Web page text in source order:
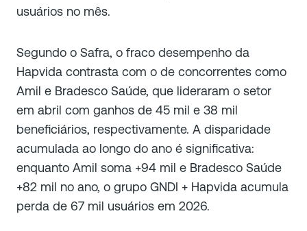
usuários no mês.
Segundo o Safra, o fraco desempenho da
Hapvida contrasta com o de concorrentes como
Amil e Bradesco Saúde, que lideraram o setor
em abril com ganhos de 45 mil e 38 mil
beneficiários, respectivamente. A disparidade
acumulada ao longo do ano é significativa:
enquanto Amil soma +94 mil e Bradesco Saúde
+82 mil no ano, o grupo GNDI + Hapvida acumula
perda de 67 mil usuários em 2026.